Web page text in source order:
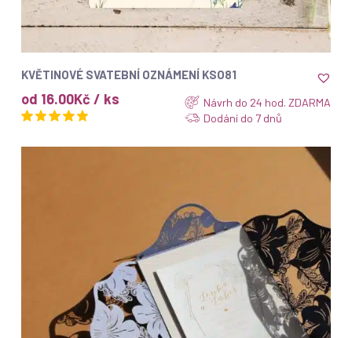
ZOBRAZIT
KVĚTINOVÉ SVATEBNÍ OZNÁMENÍ KSO81
od 16.00Kč / ks
Návrh do 24 hod. ZDARMA
Dodání do 7 dnů